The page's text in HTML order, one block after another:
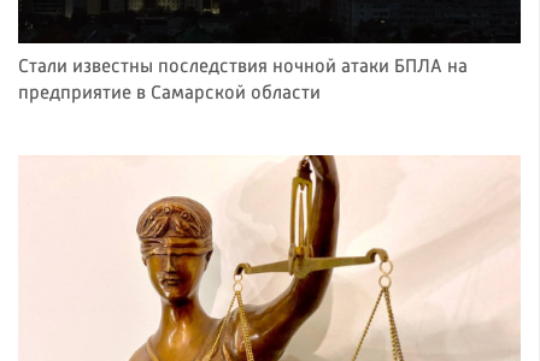
Стали известны последствия ночной атаки БПЛА на
предприятие в Самарской области